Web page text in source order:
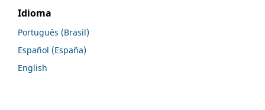
Idioma
Português (Brasil)
Español (España)
English